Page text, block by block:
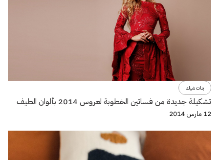
بنات شيك
تشكيلة جديدة من فساتين الخطوبة لعروس 2014 بألوان الطيف
12 مارس 2014